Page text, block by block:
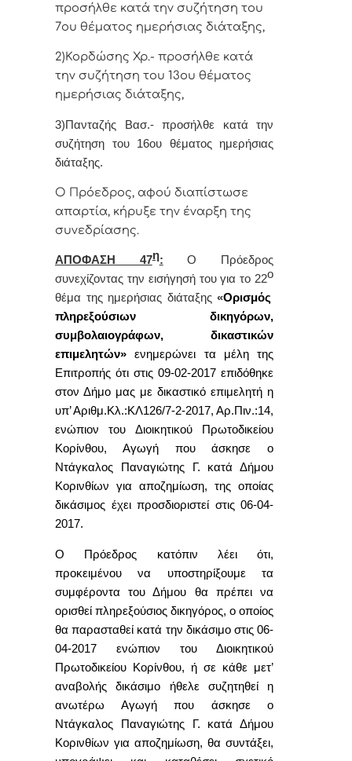
προσήλθε κατά την συζήτηση του
7ου θέματος ημερήσιας διάταξης,
2)Κορδώσης Χρ.- προσήλθε κατά
την συζήτηση του 13ου θέματος
ημερήσιας διάταξης,
3)Πανταζής Βασ.- προσήλθε κατά την
συζήτηση του 16ου θέματος ημερήσιας
διάταξης.
Ο Πρόεδρος, αφού διαπίστωσε
απαρτία, κήρυξε την έναρξη της
συνεδρίασης.
ΑΠΟΦΑΣΗ 47η: Ο
Πρόεδρος
συνεχίζοντας την εισήγησή του για το 22ο
θέμα της ημερήσιας διάταξης«Ορισμός
πληρεξούσιων δικηγόρων,
συμβολαιογράφων, δικαστικών
επιμελητών»ενημερώνει τα μέλη της
Επιτροπής ότι στις 09-02-2017 επιδόθηκε
στον Δήμο μας με δικαστικό επιμελητή η
υπ’ Αριθμ.Κλ.:ΚΛ126/7-2-2017, Αρ.Πιν.:14,
ενώπιον του Διοικητικού Πρωτοδικείου
Κορίνθου, Αγωγή που άσκησε ο
Ντάγκαλος Παναγιώτης Γ. κατά Δήμου
Κορινθίων για αποζημίωση, της οποίας
δικάσιμος έχει προσδιοριστεί στις 06-04-
2017.
Ο Πρόεδρος κατόπιν λέει ότι,
προκειμένου να υποστηρίξουμε τα
συμφέροντα του Δήμου θα πρέπει να
ορισθεί πληρεξούσιος δικηγόρος, ο οποίος
θα παρασταθεί κατά την δικάσιμο στις 06-
04-2017 ενώπιον του Διοικητικού
Πρωτοδικείου Κορίνθου, ή σε κάθε μετ’
αναβολής δικάσιμο ήθελε συζητηθεί η
ανωτέρω Αγωγή που άσκησε ο
Ντάγκαλος Παναγιώτης Γ. κατά Δήμου
Κορινθίων για αποζημίωση, θα συντάξει,